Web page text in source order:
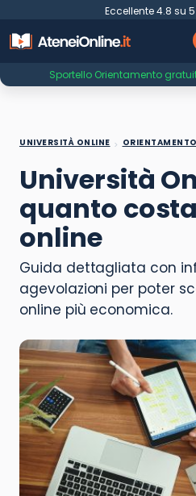
Eccellente 4.8 su 5
Sportello Orientamento
UNIVERSITÀ ONLINE ORIENTAMENTO
Università
quanto
online
Guida dettagliata con
agevolazioni per poter
online più economica.